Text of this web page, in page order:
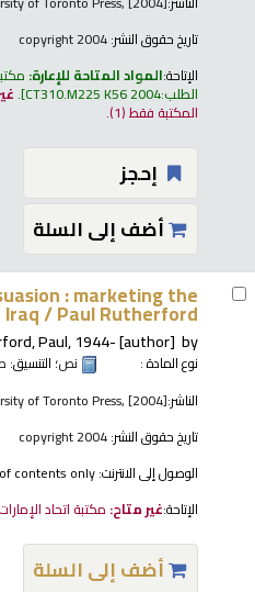
تاريخ حقوق النشر:
الإتاحة:المواد المتاحة للإعارة:
الطلب:CT310.M225 K56 2004
.
المكتبة فقط(1).
إحجز
أضف إلى السلة
: marketing the
Iraq /Paul Rutherford.
by
Paul, 1944-[author]
نوع المادة : نص؛ التنسيق:
الناشر:of Toronto Press, [2004]
تاريخ حقوق النشر:
الوصول إلى الانترنت:contents only
الإتاحة:غير متاح: مكتبة اتحاد
أضف إلى السلة